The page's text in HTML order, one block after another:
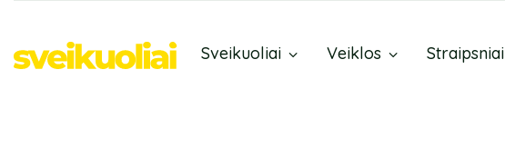
Sveikuoliai Veiklos Straipsniai